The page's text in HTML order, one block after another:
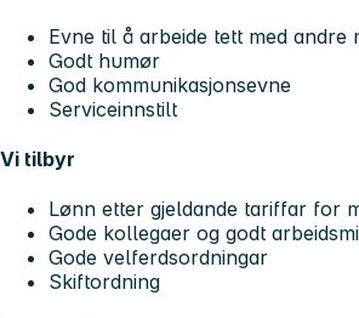
Evne til å arbeide tett med andre
Godt humør
God kommunikasjonsevne
Serviceinnstilt
Vi tilbyr
Lønn etter gjeldande tariffar for
Gode kollegaer og godt
Gode velferdsordningar
Skiftordning